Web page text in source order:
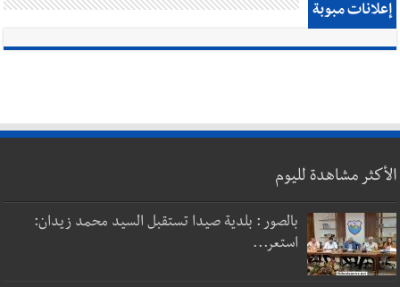
إعلانات مبوبة
الأكثر مشاهدة لليوم
بالصور : بلدية صيدا تستقبل السيد محمد زيدان:
استعر...